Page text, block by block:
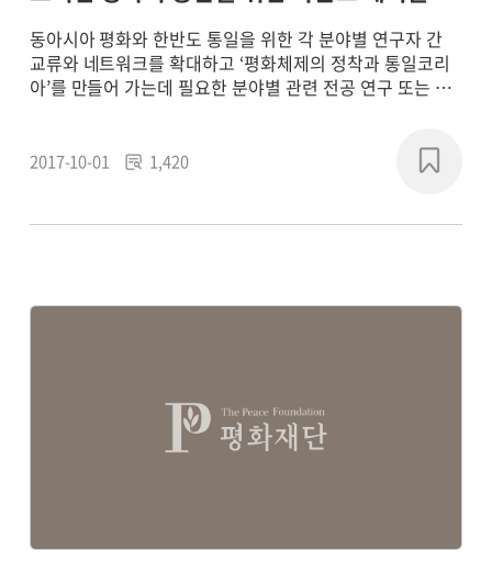
동아시아 평화와 한반도 통일을 위한 각 분야별 연구자 간
교류와 네트워크를 확대하고 ‘평화체제의 정착과 통일코리
아’를 만들어 가는데 필요한 분야별 관련 전공 연구 또는 학
2017~2018년에 연구 프로젝트를 진행했습니다.
2017-10-01 1,420